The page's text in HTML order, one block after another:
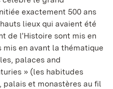
exactement 500 ans
lieux qui avaient été
de l’Histoire sont mis en
mis en avant la thématique
palaces and
» (les habitudes
et monastères au fil